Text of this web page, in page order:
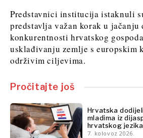
Rudarstvo
Maloprodaja
Održivost
Tehnologija
Telekom
Prijevoz
Trgovina
Insights
Održivost
Tehnologija
Telekom
Turizam
Prijevoz
Insights
Predstavnici institucija istaknuli
predstavlja važan korak u jačanju
konkurentnosti hrvatskog
usklađivanju zemlje s europskim
održivim ciljevima.
Pročitajte još
Hrvatska
mladima iz
hrvatskog jezika
7. kolovoz 2026.